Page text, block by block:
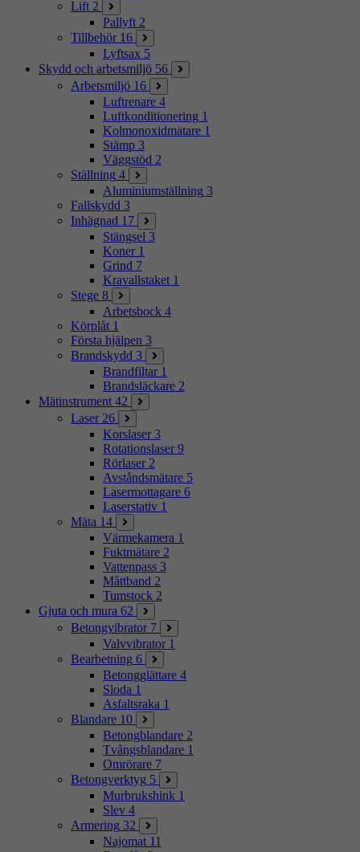
Lift 2
Pallyft 2
Tillbehör 16
Lyftsax 5
Skydd och arbetsmiljö 56
Arbetsmiljö 16
Luftrenare 4
Luftkonditionering 1
Kolmonoxidmätare 1
Stämp 3
Väggstöd 2
Ställning 4
Aluminiumställning 3
Fallskydd 3
Inhägnad 17
Stängsel 3
Koner 1
Grind 7
Kravallstaket 1
Stege 8
Arbetsbock 4
Körplåt 1
Första hjälpen 3
Brandskydd 3
Brandfiltar 1
Brandsläckare 2
Mätinstrument 42
Laser 26
Korslaser 3
Rotationslaser 9
Rörlaser 2
Avståndsmätare 5
Lasermottagare 6
Laserstativ 1
Mäta 14
Värmekamera 1
Fuktmätare 2
Vattenpass 3
Måttband 2
Tumstock 2
Gjuta och mura 62
Betongvibrator 7
Valvvibrator 1
Bearbetning 6
Betongglättare 4
Sloda 1
Asfaltsraka 1
Blandare 10
Betongblandare 2
Tvångsblandare 1
Omrörare 7
Betongverktyg 5
Murbrukshink 1
Slev 4
Armering 32
Najomat 11